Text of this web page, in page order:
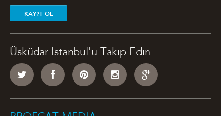
KAY?T OL
Üsküdar Istanbul'u Takip Edin